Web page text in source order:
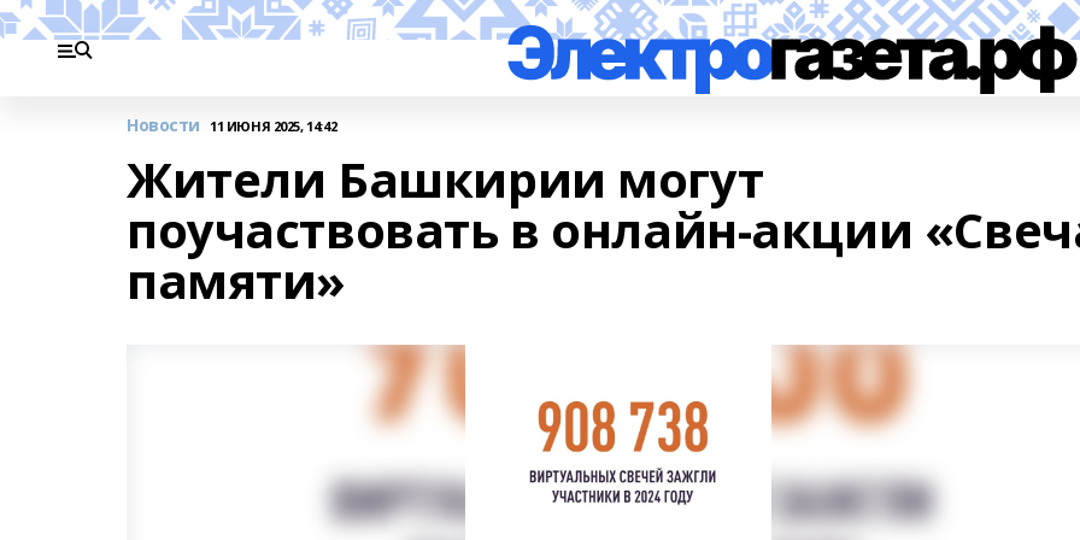
Новости 11 ИЮНЯ 2025, 14:42
Жители Башкирии могут
поучаствовать в онлайн-акции
памяти»